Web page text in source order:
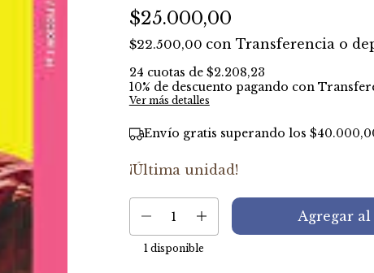
$25.000,00
$22.500,00 con Transferencia o
24 cuotas de $2.208,23
10% de descuento pagando con
Ver más detalles
Envío gratis superando los
¡Última unidad!
1 disponible